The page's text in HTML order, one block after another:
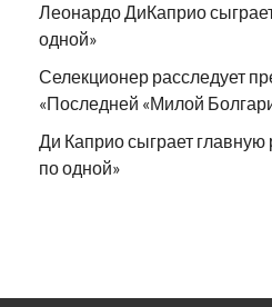
Леонардо ДиКаприо
одной»
Селекционер расследует
«Последней «Милой
Ди Каприо сыграет
по одной»